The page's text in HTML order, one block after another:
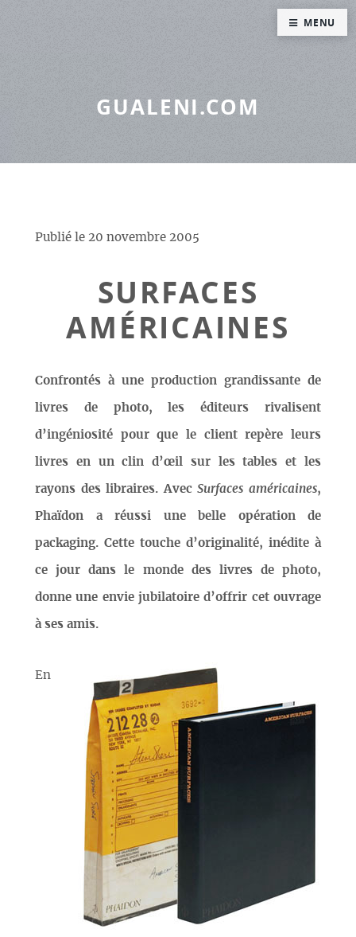
GUALENI.COM
Publié le 20 novembre 2005
SURFACES
AMÉRICAINES
Confrontés à une production grandissante de
livres de photo, les éditeurs rivalisent
d’ingéniosité pour que le client repère leurs
livres en un clin d’œil sur les tables et les
rayons des libraires. AvecSurfaces américaines,
Phaïdon a réussi une belle opération de
packaging. Cette touche d’originalité, inédite à
ce jour dans le monde des livres de photo,
donne une envie jubilatoire d’offrir cet ouvrage
à ses amis.
En
MENU